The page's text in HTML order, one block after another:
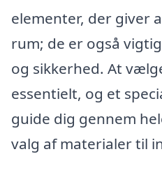
elementer, der giver
rum; de er også
og sikkerhed. At
essentielt, og et
guide dig gennem
valg af materialer til